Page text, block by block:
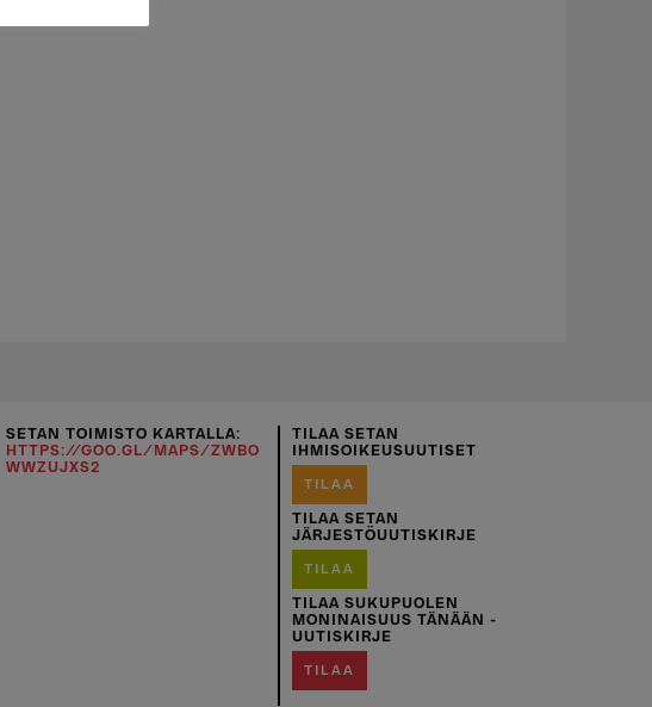
SETAN TOIMISTO KARTALLA:
HTTPS://GOO.GL/MAPS/ZWBO
WWZUJXS2
TILAA SETAN
IHMISOIKEUSUUTISET
TILAA
TILAA SETAN
JÄRJESTÖUUTISKIRJE
TILAA
TILAA SUKUPUOLEN
MONINAISUUS TÄNÄÄN -
UUTISKIRJE
TILAA